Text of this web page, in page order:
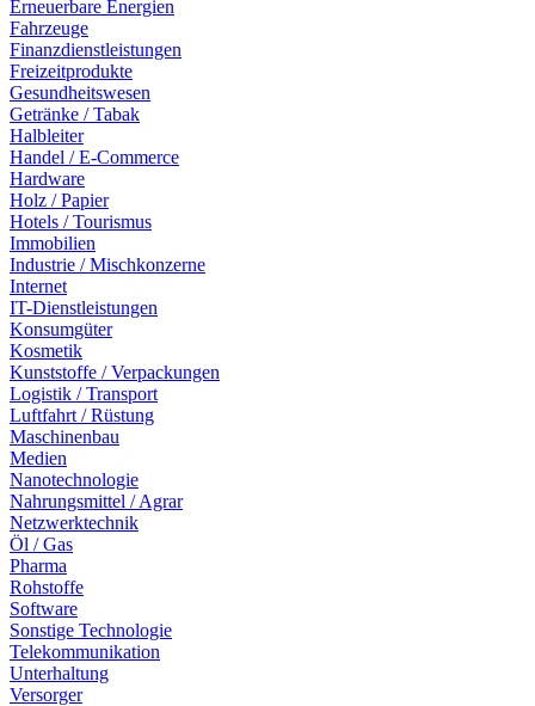
Erneuerbare Energien
Fahrzeuge
Finanzdienstleistungen
Freizeitprodukte
Gesundheitswesen
Getränke / Tabak
Halbleiter
Handel / E-Commerce
Hardware
Holz / Papier
Hotels / Tourismus
Immobilien
Industrie / Mischkonzerne
Internet
IT-Dienstleistungen
Konsumgüter
Kosmetik
Kunststoffe / Verpackungen
Logistik / Transport
Luftfahrt / Rüstung
Maschinenbau
Medien
Nanotechnologie
Nahrungsmittel / Agrar
Netzwerktechnik
Öl / Gas
Pharma
Rohstoffe
Software
Sonstige Technologie
Telekommunikation
Unterhaltung
Versorger